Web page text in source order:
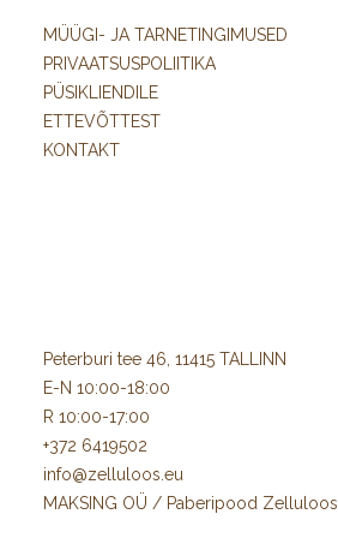
MÜÜGI- JA TARNETINGIMUSED
PRIVAATSUSPOLIITIKA
PÜSIKLIENDILE
ETTEVÕTTEST
KONTAKT
Peterburi tee 46, 11415 TALLINN
E-N 10:00-18:00
R 10:00-17:00
+372 6419502
info@zelluloos.eu
MAKSING OÜ / Paberipood Zelluloos